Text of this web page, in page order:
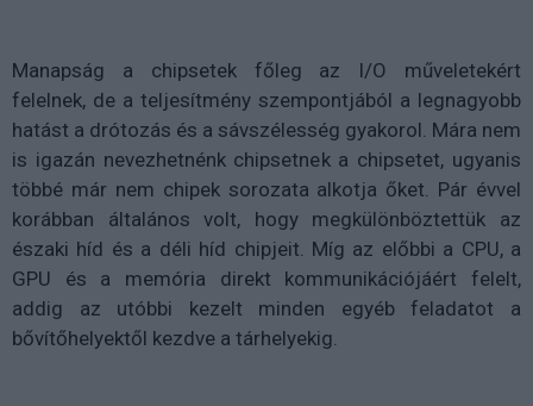
Manapság a chipsetek főleg az I/O műveletekért
felelnek, de a teljesítmény szempontjából a legnagyobb
hatást a drótozás és a sávszélesség gyakorol. Mára nem
is igazán nevezhetnénk chipsetnek a chipsetet, ugyanis
többé már nem chipek sorozata alkotja őket. Pár évvel
korábban általános volt, hogy megkülönböztettük az
északi híd és a déli híd chipjeit. Míg az előbbi a CPU, a
GPU és a memória direkt kommunikációjáért felelt,
addig az utóbbi kezelt minden egyéb feladatot a
bővítőhelyektől kezdve a tárhelyekig.